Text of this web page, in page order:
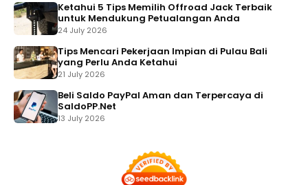
Ketahui 5 Tips Memilih Offroad Jack Terbaik
untuk Mendukung Petualangan Anda
24 July 2026
Tips Mencari Pekerjaan Impian di Pulau Bali
yang Perlu Anda Ketahui
21 July 2026
Beli Saldo PayPal Aman dan Terpercaya di
SaldoPP.Net
13 July 2026